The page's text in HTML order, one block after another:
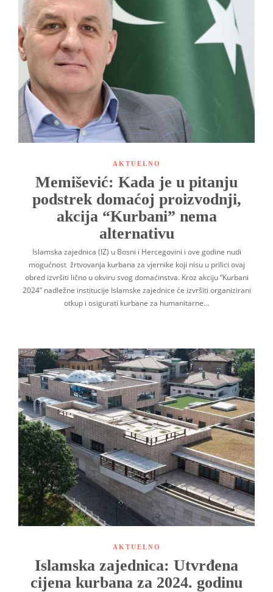
AKTUELNO
Memišević: Kada je u pitanju
podstrek domaćoj proizvodnji,
akcija “Kurbani” nema
alternativu
Islamska zajednica (IZ) u Bosni i Hercegovini i ove godine nudi
mogućnost žrtvovanja kurbana za vjernike koji nisu u prilici ovaj
obred izvršiti lično u okviru svog domaćinstva. Kroz akciju “Kurbani
2024” nadležne institucije Islamske zajednice će izvršiti organizirani
otkup i osigurati kurbane za humanitarne…
AKTUELNO
Islamska zajednica: Utvrđena
cijena kurbana za 2024. godinu